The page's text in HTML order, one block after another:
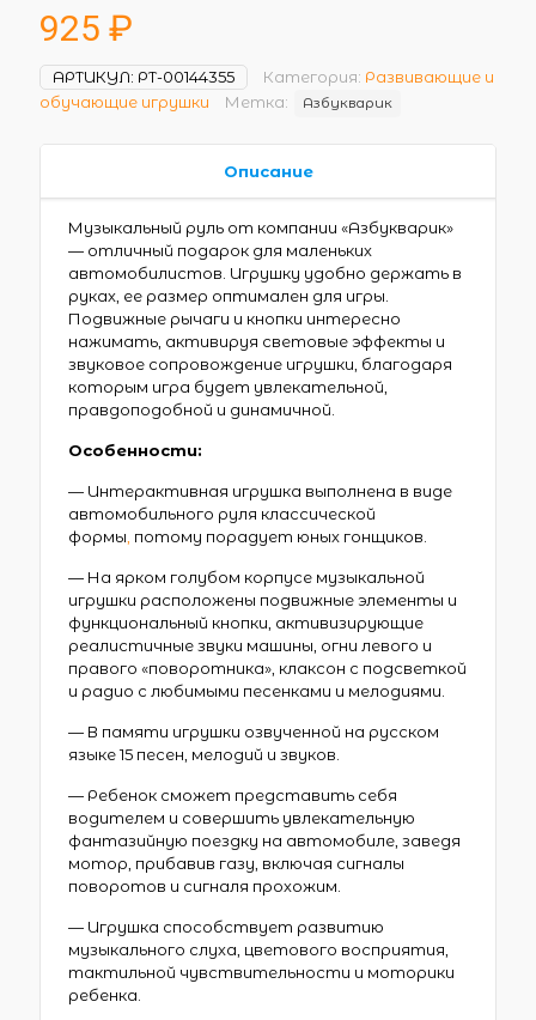
925 ₽
АРТИКУЛ: РТ-00144355 Категория: Развивающие и
обучающие игрушки
Метка: Азбукварик
Описание
Музыкальный руль от компании «Азбукварик»
— отличный подарок для маленьких
автомобилистов. Игрушку удобно держать в
руках, ее размер оптимален для игры.
Подвижные рычаги и кнопки интересно
нажимать, активируя световые эффекты и
звуковое сопровождение игрушки, благодаря
которым игра будет увлекательной,
правдоподобной и динамичной.
Особенности:
— Интерактивная игрушка выполнена в виде
автомобильного руля классической
формы потому порадует юных гонщиков.
— На ярком голубом корпусе музыкальной
игрушки расположены подвижные элементы и
функциональный кнопки, активизирующие
реалистичные звуки машины, огни левого и
правого «поворотника», клаксон с подсветкой
и радио с любимыми песенками и мелодиями.
— В памяти игрушки озвученной на русском
языке 15 песен, мелодий и звуков.
— Ребенок сможет представить себя
водителем и совершить увлекательную
фантазийную поездку на автомобиле, заведя
мотор, прибавив газу, включая сигналы
поворотов и сигналя прохожим.
— Игрушка способствует развитию
музыкального слуха, цветового восприятия,
тактильной чувствительности и моторики
ребенка.